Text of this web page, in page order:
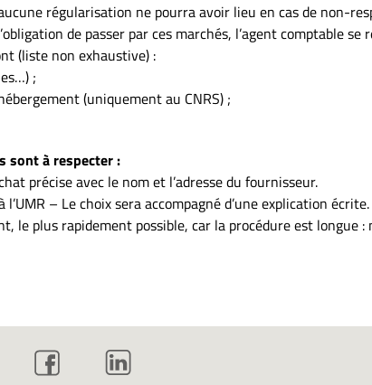
régularisation ne pourra avoir lieu en cas de non-
de passer par ces marchés, l’agent comptable
(liste non exhaustive) :
;
(uniquement au CNRS) ;
sont à respecter :
précise avec le nom et l’adresse du fournisseur.
– Le choix sera accompagné d’une explication écrite.
le plus rapidement possible, car la procédure est longue